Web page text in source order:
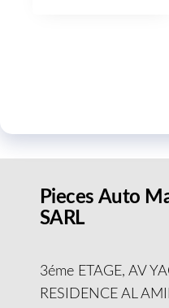
Pieces Auto
SARL
3éme ETAGE, AV
RESIDENCE AL